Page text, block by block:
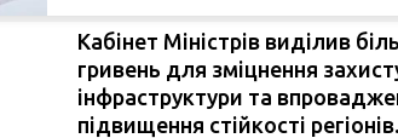
Кабінет Міністрів виділив
гривень для зміцнення
інфраструктури та
підвищення стійкості регіонів.